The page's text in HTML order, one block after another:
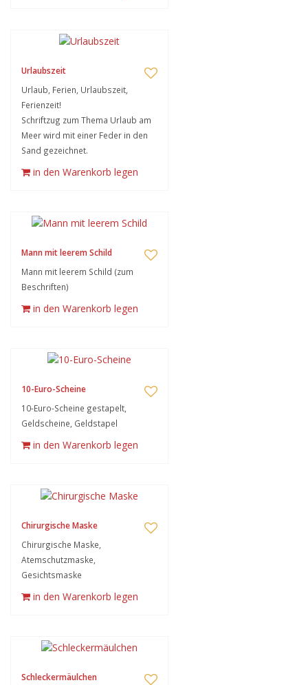
Urlaubszeit
Urlaub, Ferien, Urlaubszeit,
Ferienzeit!
Schriftzug zum Thema Urlaub am
Meer wird mit einer Feder in den
Sand gezeichnet.
in den Warenkorb legen
Mann mit leerem Schild
Mann mit leerem Schild (zum
Beschriften)
in den Warenkorb legen
10-Euro-Scheine
10-Euro-Scheine gestapelt,
Geldscheine, Geldstapel
in den Warenkorb legen
Chirurgische Maske
Chirurgische Maske,
Atemschutzmaske,
Gesichtsmaske
in den Warenkorb legen
Schleckermäulchen